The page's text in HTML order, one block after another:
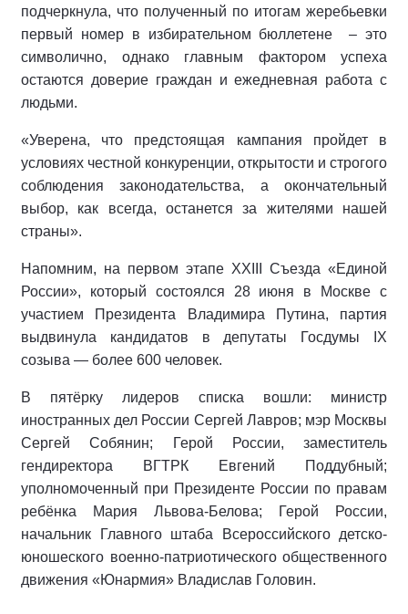
подчеркнула, что полученный по итогам жеребьевки
первый номер в избирательном бюллетене
– это
символично, однако главным фактором успеха
остаются доверие граждан и ежедневная работа с
людьми.
«Уверена, что предстоящая кампания пройдет в
условиях честной конкуренции, открытости и строгого
соблюдения законодательства, а окончательный
выбор, как всегда, останется за жителями нашей
страны».
Напомним, на первом этапе XXIII Съезда «Единой
России», который состоялся 28 июня в Москве с
участием Президента Владимира Путина, партия
выдвинула кандидатов в депутаты Госдумы IX
созыва — более 600 человек.
В пятёрку лидеров списка вошли: министр
иностранных дел России Сергей Лавров; мэр Москвы
Сергей Собянин; Герой России, заместитель
гендиректора ВГТРК Евгений Поддубный;
уполномоченный при Президенте России по правам
ребёнка Мария Львова-Белова; Герой России,
начальник Главного штаба Всероссийского детско-
юношеского военно-патриотического общественного
движения «Юнармия» Владислав Головин.